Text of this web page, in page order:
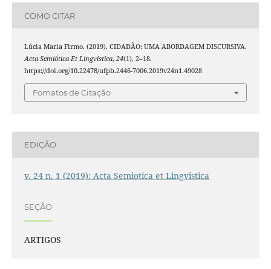
COMO CITAR
Lúcia Maria Firmo. (2019). CIDADÃO: UMA ABORDAGEM DISCURSIVA.
Acta Semiótica Et Lingvistica, 24(1), 2–18.
https://doi.org/10.22478/ufpb.2446-7006.2019v24n1.49028
Fomatos de Citação
EDIÇÃO
v. 24 n. 1 (2019): Acta Semiotica et Lingvistica
SEÇÃO
ARTIGOS